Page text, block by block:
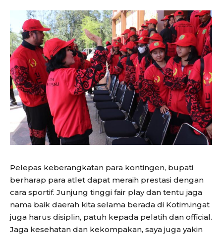
Pelepas keberangkatan para kontingen, bupati
berharap para atlet dapat meraih prestasi dengan
cara sportif. Junjung tinggi fair play dan tentu jaga
nama baik daerah kita selama berada di Kotim.ingat
juga harus disiplin, patuh kepada pelatih dan official.
Jaga kesehatan dan kekompakan, saya juga yakin